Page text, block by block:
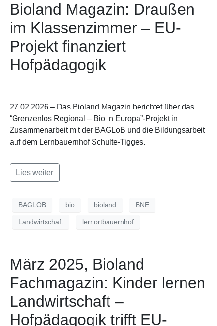
Bioland Magazin: Draußen
im Klassenzimmer – EU-
Projekt finanziert
Hofpädagogik
27.02.2026 – Das Bioland Magazin berichtet über das
“Grenzenlos Regional – Bio in Europa”-Projekt in
Zusammenarbeit mit der BAGLoB und die Bildungsarbeit
auf dem Lernbauernhof Schulte-Tigges.
Lies weiter
BAGLOB bio bioland BNE
Landwirtschaft lernortbauernhof
März 2025, Bioland
Fachmagazin: Kinder lernen
Landwirtschaft –
Hofpädagogik trifft EU-